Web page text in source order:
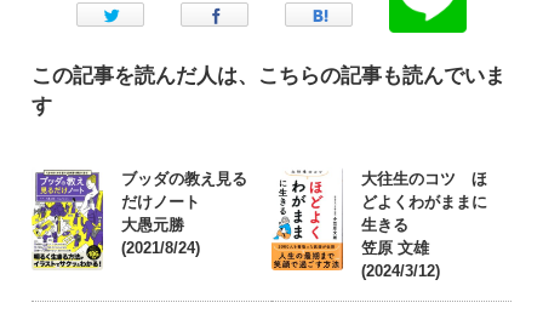
Twitter Facebook はてなブックマーク
この記事を読んだ人は、こちらの記事も読んでいま
す
ブッダの教え見る
だけノート
大愚元勝
(2021/8/24)
大往生のコツ ほ
どよくわがままに
生きる
笠原 文雄
(2024/3/12)